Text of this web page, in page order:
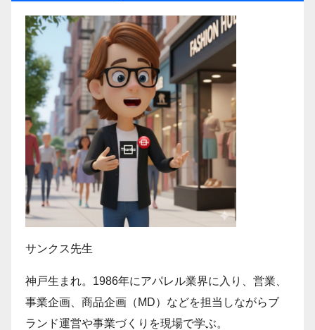
サンクス先生
神戸生まれ。1986年にアパレル業界に入り、営業、
事業企画、商品企画（MD）などを担当しながらブ
ランド運営や事業づくりを現場で学ぶ。